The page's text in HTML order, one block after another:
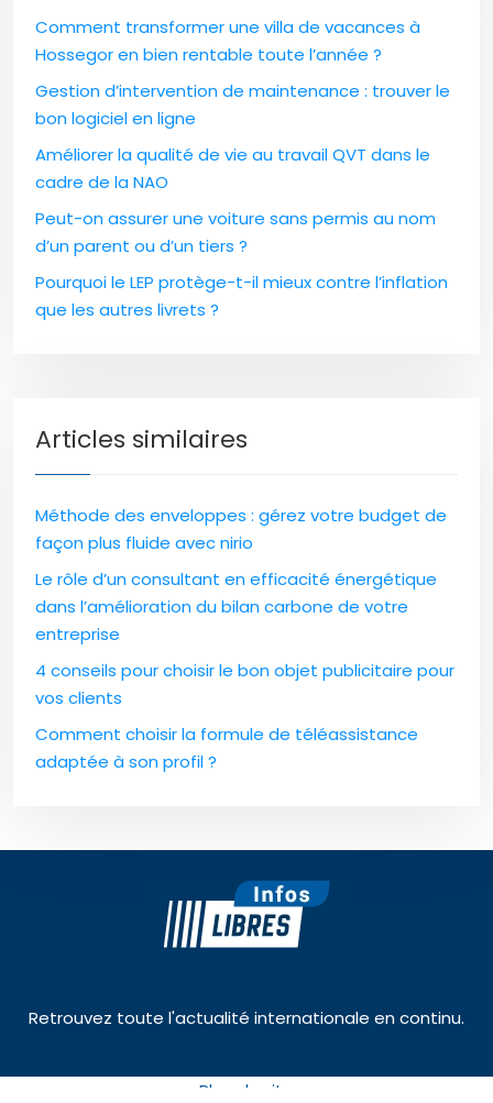
Comment transformer une villa de vacances à
Hossegor en bien rentable toute l’année ?
Gestion d’intervention de maintenance : trouver le
bon logiciel en ligne
Améliorer la qualité de vie au travail QVT dans le
cadre de la NAO
Peut-on assurer une voiture sans permis au nom
d’un parent ou d’un tiers ?
Pourquoi le LEP protège-t-il mieux contre l’inflation
que les autres livrets ?
Articles similaires
Méthode des enveloppes : gérez votre budget de
façon plus fluide avec nirio
Le rôle d’un consultant en efficacité énergétique
dans l’amélioration du bilan carbone de votre
entreprise
4 conseils pour choisir le bon objet publicitaire pour
vos clients
Comment choisir la formule de téléassistance
adaptée à son profil ?
Retrouvez toute l'actualité internationale en continu.
Plan du site